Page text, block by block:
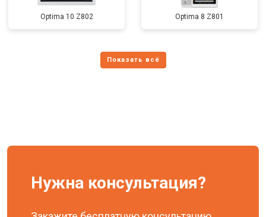
Optima 10 Z802 Optima 8 Z801
Нужна консультация?